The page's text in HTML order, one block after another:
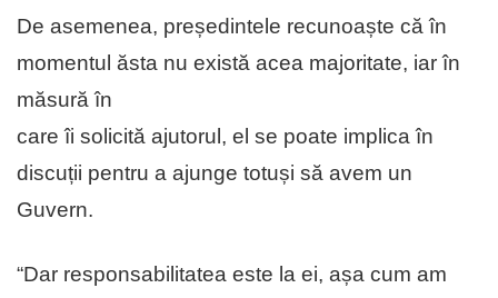
De asemenea, președintele recunoaște că în
momentul ăsta nu există acea majoritate, iar în
măsură în
care îi solicită ajutorul, el se poate implica în
discuții pentru a ajunge totuși să avem un
Guvern.
“Dar responsabilitatea este la ei, așa cum am